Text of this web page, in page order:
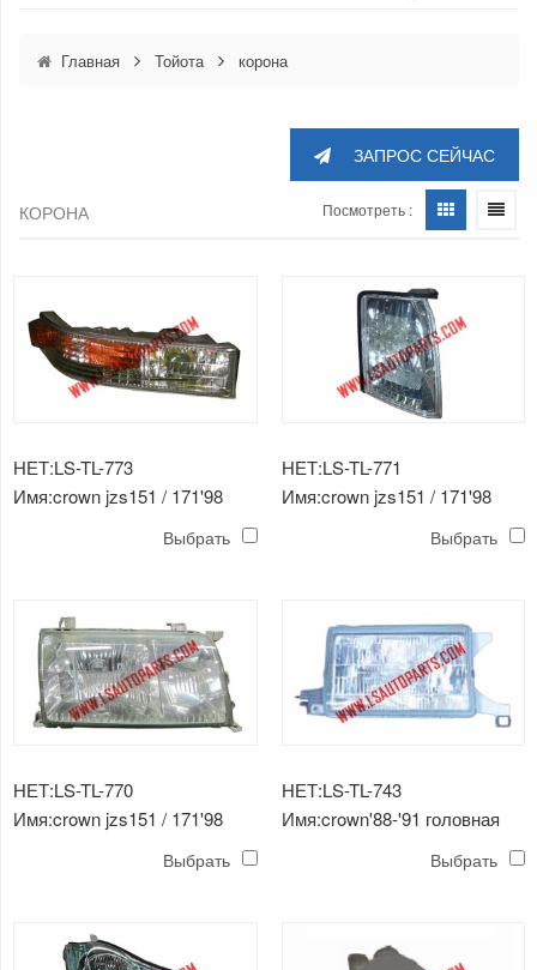
Главная Тойота корона
ЗАПРОС СЕЙЧАС
КОРОНА Посмотреть :
НЕТ:LS-TL-773
Имя:crown jzs151 / 171'98
Выбрать
НЕТ:LS-TL-771
Имя:crown jzs151 / 171'98
Выбрать
НЕТ:LS-TL-770
Имя:crown jzs151 / 171'98
Выбрать
НЕТ:LS-TL-743
Имя:crown'88-'91 головная
Выбрать